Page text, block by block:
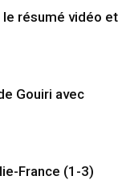
le résumé vidéo et
Gouiri avec
France (1-3)